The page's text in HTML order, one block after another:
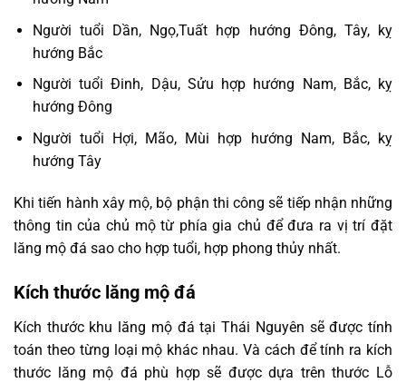
Người tuổi Dần, Ngọ,Tuất hợp hướng Đông, Tây, kỵ
hướng Bắc
Người tuổi Đinh, Dậu, Sửu hợp hướng Nam, Bắc, kỵ
hướng Đông
Người tuổi Hợi, Mão, Mùi hợp hướng Nam, Bắc, kỵ
hướng Tây
Khi tiến hành xây mộ, bộ phận thi công sẽ tiếp nhận những
thông tin của chủ mộ từ phía gia chủ để đưa ra vị trí đặt
lăng mộ đá sao cho hợp tuổi, hợp phong thủy nhất.
Kích thước lăng mộ đá
Kích thước khu lăng mộ đá tại Thái Nguyên sẽ được tính
toán theo từng loại mộ khác nhau. Và cách để tính ra kích
thước lăng mộ đá phù hợp sẽ được dựa trên thước Lỗ